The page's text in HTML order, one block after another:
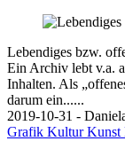
Lebendiges bzw.
Ein Archiv lebt v.a.
Inhalten. Als
darum ein......
2019-10-31 -
Grafik KulturKunst